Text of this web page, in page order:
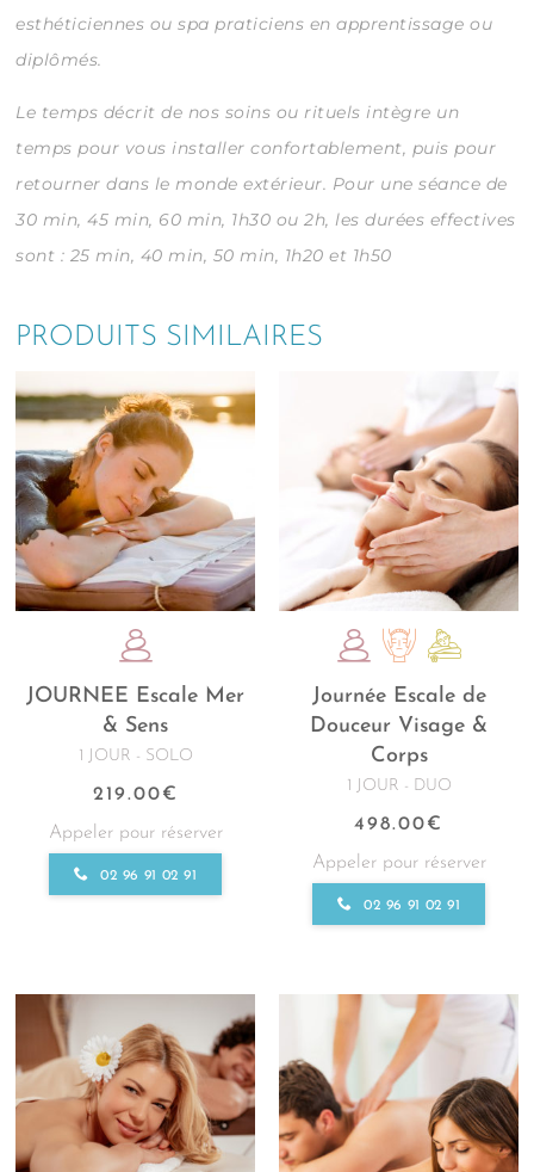
esthéticiennes ou spa praticiens en apprentissage ou
diplômés.
Le temps décrit de nos soins ou rituels intègre un
temps pour vous installer confortablement, puis pour
retourner dans le monde extérieur. Pour une séance de
30 min, 45 min, 60 min, 1h30 ou 2h, les durées effectives
sont : 25 min, 40 min, 50 min, 1h20 et 1h50
PRODUITS SIMILAIRES
JOURNEE Escale Mer
& Sens
1 JOUR - SOLO
219.00€
Appeler pour réserver
02 96 91 02 91
Journée Escale de
Douceur Visage &
Corps
1 JOUR - DUO
498.00€
Appeler pour réserver
02 96 91 02 91